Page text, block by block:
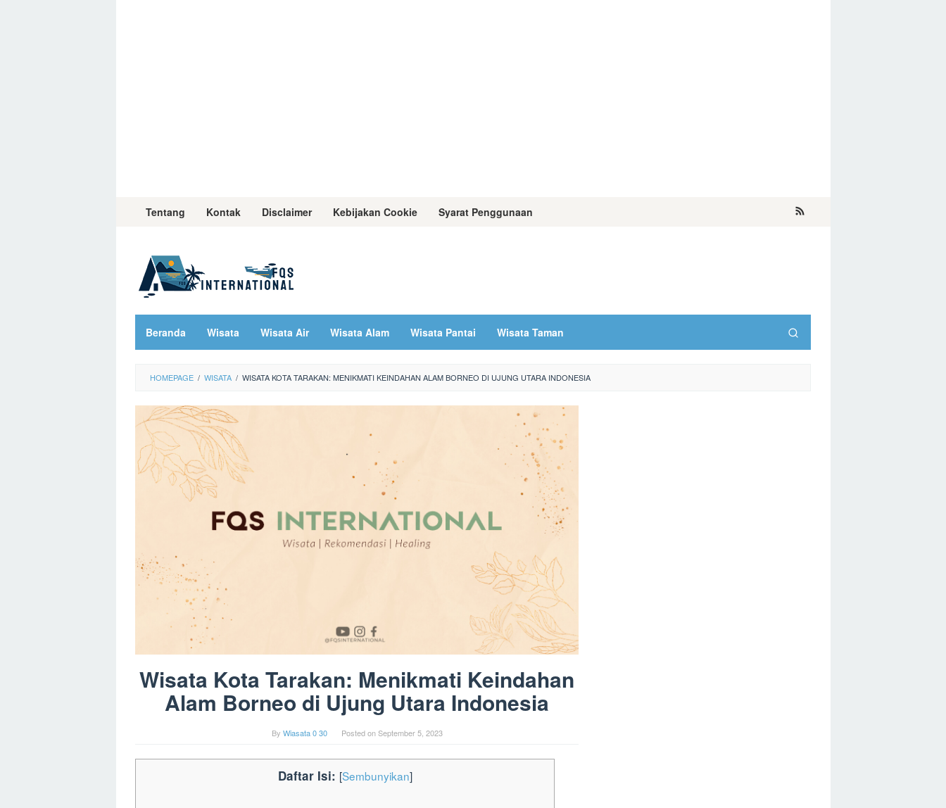
Tentang Kontak Disclaimer Kebijakan Cookie Syarat Penggunaan
Beranda Wisata Wisata Air Wisata Alam Wisata Pantai Wisata Taman
HOMEPAGE / WISATA / WISATA KOTA TARAKAN: MENIKMATI KEINDAHAN ALAM BORNEO DI UJUNG UTARA INDONESIA
Wisata Kota Tarakan: Menikmati Keindahan
Alam Borneo di Ujung Utara Indonesia
By Wiasata 0 30 Posted onSeptember 5, 2023
Daftar Isi: [Sembunyikan]